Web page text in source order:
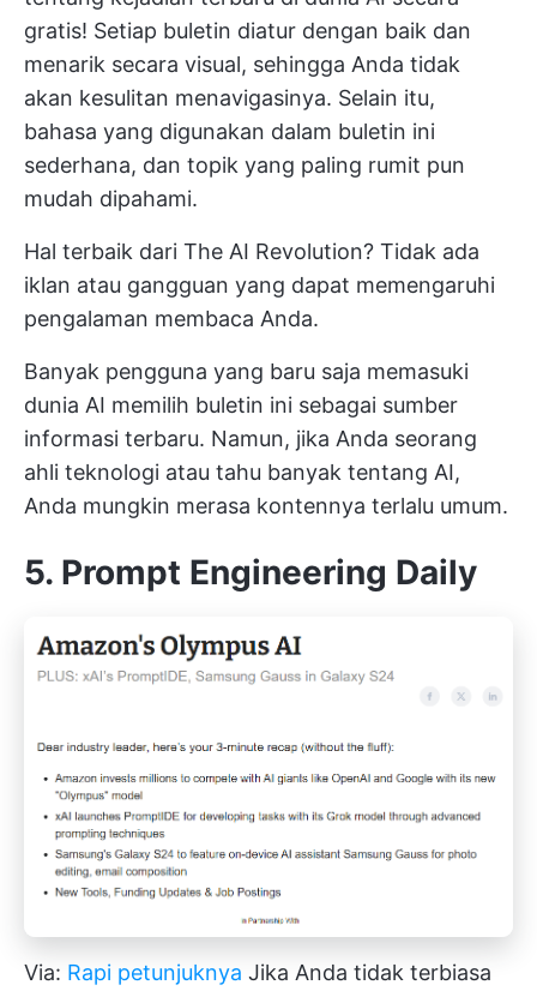
gratis! Setiap buletin diatur dengan baik dan
menarik secara visual, sehingga Anda tidak
akan kesulitan menavigasinya. Selain itu,
bahasa yang digunakan dalam buletin ini
sederhana, dan topik yang paling rumit pun
mudah dipahami.
Hal terbaik dari The AI Revolution? Tidak ada
iklan atau gangguan yang dapat memengaruhi
pengalaman membaca Anda.
Banyak pengguna yang baru saja memasuki
dunia AI memilih buletin ini sebagai sumber
informasi terbaru. Namun, jika Anda seorang
ahli teknologi atau tahu banyak tentang AI,
Anda mungkin merasa kontennya terlalu umum.
5. Prompt Engineering Daily
Via: Rapi petunjuknya Jika Anda tidak terbiasa